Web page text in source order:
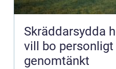
Skräddarsydda
vill bo personligt
genomtänkt